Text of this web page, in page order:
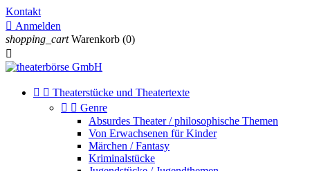
Kontakt
 Anmelden
shopping_cart Warenkorb (0)

  Theaterstücke und Theatertexte
  Genre
Absurdes Theater / philosophische Themen
Von Erwachsenen für Kinder
Märchen / Fantasy
Kriminalstücke